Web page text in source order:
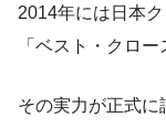
2014年には日本
「ベスト・クロ
その実力が正式に